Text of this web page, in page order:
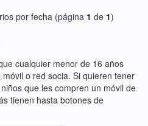
por fecha (página 1 de 1)
cualquier menor de 16 años
o red socia. Si quieren tener
que les compren un móvil de
tienen hasta botones de